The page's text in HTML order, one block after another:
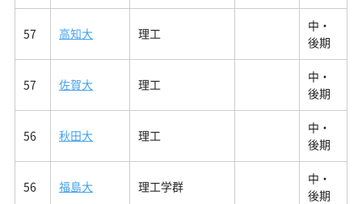
57 高知大 理工
中・
後期
57 佐賀大 理工
中・
後期
56 秋田大 理工
中・
後期
56 福島大 理工学群
中・
後期